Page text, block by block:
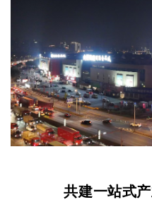
共建一站式